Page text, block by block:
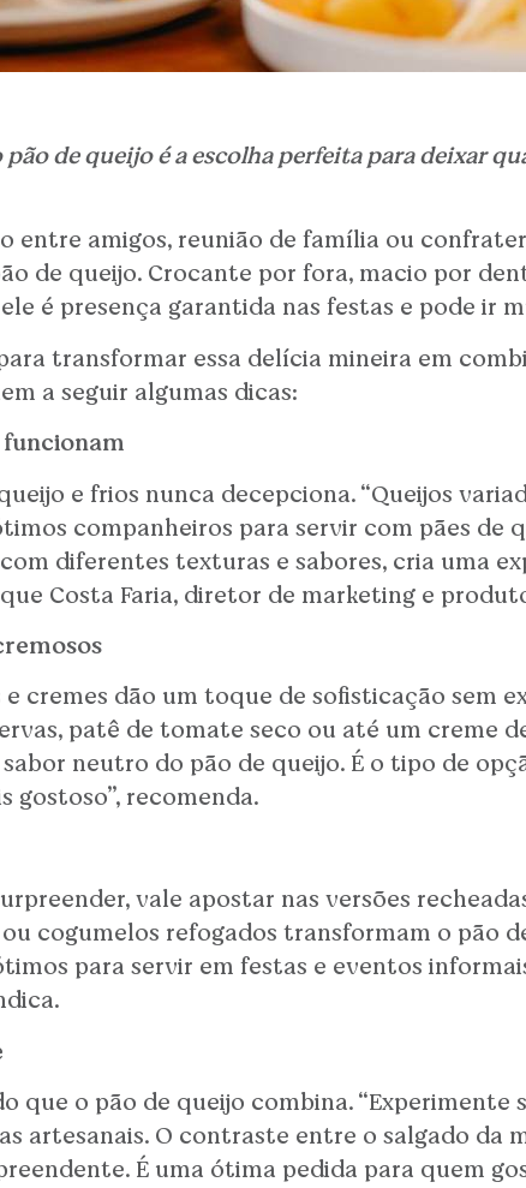
de queijo é a escolha perfeita para deixar
entre amigos, reunião de família ou
de queijo. Crocante por fora, macio por
é presença garantida nas festas e pode ir
transformar essa delícia mineira em
a seguir algumas dicas:
funcionam
e frios nunca decepciona. “Queijos
companheiros para servir com pães de
diferentes texturas e sabores, cria uma
Costa Faria, diretor de marketing e
cremes dão um toque de sofisticação sem
patê de tomate seco ou até um creme
neutro do pão de queijo. É o tipo de
gostoso”, recomenda.
vale apostar nas versões
cogumelos refogados transformam o pão
para servir em festas e eventos
que o pão de queijo combina.
artesanais. O contraste entre o salgado da
É uma ótima pedida para quem